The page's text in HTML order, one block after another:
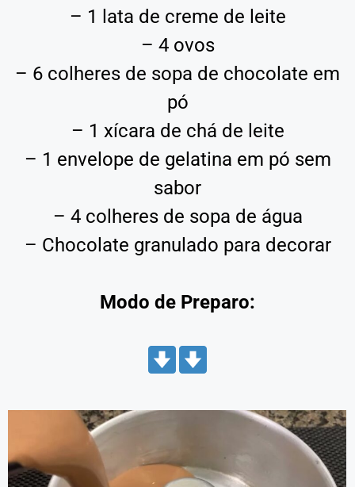
– 1 lata de creme de leite
– 4 ovos
– 6 colheres de sopa de chocolate em
pó
– 1 xícara de chá de leite
– 1 envelope de gelatina em pó sem
sabor
– 4 colheres de sopa de água
– Chocolate granulado para decorar
Modo de Preparo: